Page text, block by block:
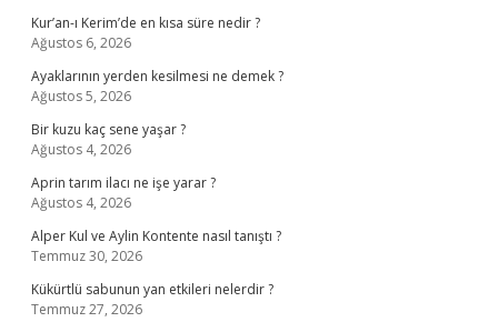
Kur’an-ı Kerim’de en kısa süre nedir ?
Ağustos 6, 2026
Ayaklarının yerden kesilmesi ne demek ?
Ağustos 5, 2026
Bir kuzu kaç sene yaşar ?
Ağustos 4, 2026
Aprin tarım ilacı ne işe yarar ?
Ağustos 4, 2026
Alper Kul ve Aylin Kontente nasıl tanıştı ?
Temmuz 30, 2026
Kükürtlü sabunun yan etkileri nelerdir ?
Temmuz 27, 2026